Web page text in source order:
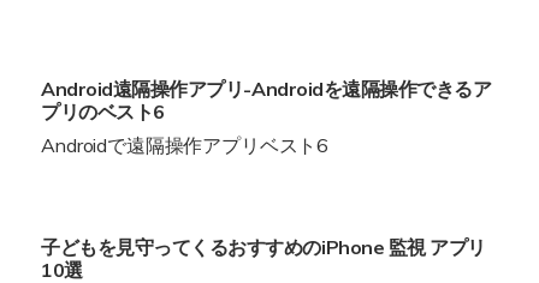
Android遠隔操作アプリ-Androidを遠隔操作できるア
プリのベスト6
Androidで遠隔操作アプリベスト6
子どもを見守ってくるおすすめのiPhone 監視 アプリ
10選